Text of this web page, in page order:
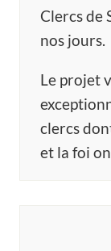
Clercs de
nos jours.
Le projet
clercs
et la foi